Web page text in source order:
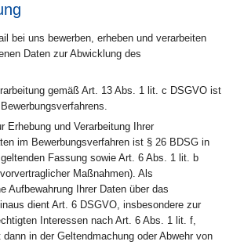
bei uns bewerben, erheben und verarbeiten
Daten zur Abwicklung des
gemäß Art. 13 Abs. 1 lit. c DSGVO ist
Erhebung und Verarbeitung Ihrer
im Bewerbungsverfahren ist § 26 BDSG in
Fassung sowie Art. 6 Abs. 1 lit. b
Maßnahmen). Als
Aufbewahrung Ihrer Daten über das
dient Art. 6 DSGVO, insbesondere zur
Interessen nach Art. 6 Abs. 1 lit. f,
in der Geltendmachung oder Abwehr von